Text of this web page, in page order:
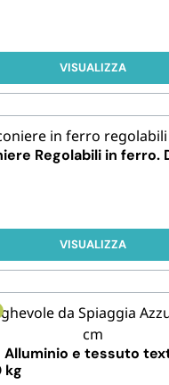
VISUALIZZA
Regolabili in ferro.
VISUALIZZA
Alluminio e tessuto
kg